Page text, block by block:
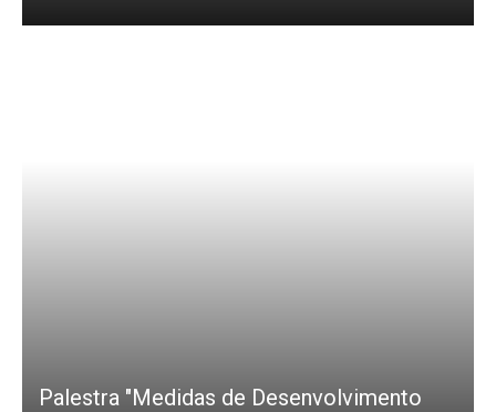
Palestra "Medidas de Desenvolvimento